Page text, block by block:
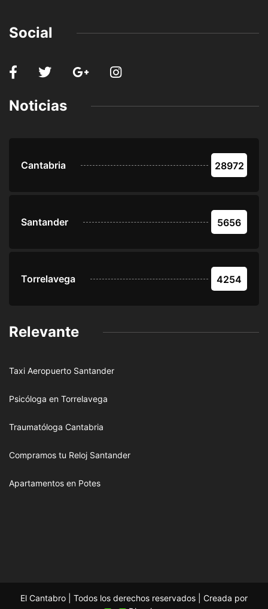
Social
Noticias
Cantabria 28972
Santander 5656
Torrelavega 4254
Relevante
Taxi Aeropuerto Santander
Psicóloga en Torrelavega
Traumatóloga Cantabria
Compramos tu Reloj Santander
Apartamentos en Potes
El Cantabro | Todos los derechos reservados | Creada por